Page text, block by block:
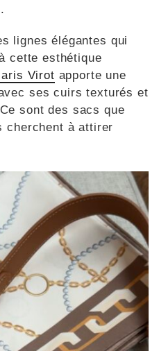
lignes élégantes qui
cette esthétique
Virot apporte une
ses cuirs texturés et
sont des sacs que
cherchent à attirer